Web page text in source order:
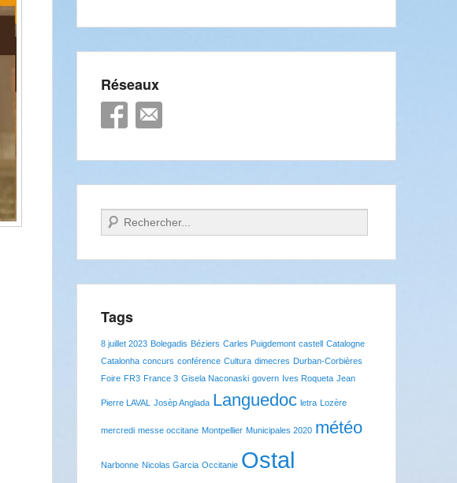
Réseaux
Recherche
Tags
8 juillet 2023 Bolegadis Béziers Carles Puigdemont castell Catalogne
Catalonha concurs conférence Cultura dimecres Durban-Corbières
Foire FR3 France 3 Gisela Naconaski govern Ives Roqueta Jean
Pierre LAVAL Josèp Anglada Languedoc letra Lozère
mercredi messe occitane Montpellier Municipales 2020 météo
Narbonne Nicolas Garcia Occitanie Ostal